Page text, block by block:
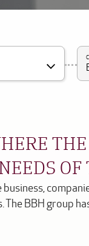
OF
The BBH group